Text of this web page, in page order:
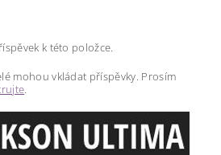
k této položce.
mohou vkládat příspěvky. Prosím
.